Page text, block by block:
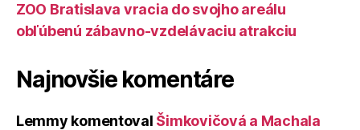
ZOO Bratislava vracia do svojho areálu
obľúbenú zábavno-vzdelávaciu atrakciu
Najnovšie komentáre
Lemmy komentoval Šimkovičová a Machala